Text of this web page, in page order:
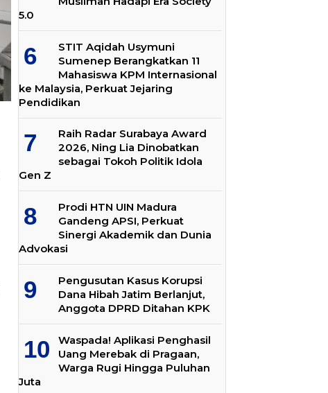
5.0
STIT Aqidah Usymuni
Sumenep Berangkatkan 11
Mahasiswa KPM Internasional
ke Malaysia, Perkuat Jejaring
Pendidikan
Raih Radar Surabaya Award
2026, Ning Lia Dinobatkan
sebagai Tokoh Politik Idola
Gen Z
Prodi HTN UIN Madura
Gandeng APSI, Perkuat
Sinergi Akademik dan Dunia
Advokasi
Pengusutan Kasus Korupsi
Dana Hibah Jatim Berlanjut,
Anggota DPRD Ditahan KPK
Waspada! Aplikasi Penghasil
Uang Merebak di Pragaan,
Warga Rugi Hingga Puluhan
Juta